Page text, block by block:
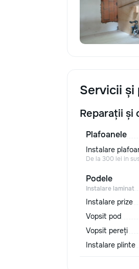
Servicii
Reparații și
Plafoanele
Instalare
De la 300 lei in
Podele
Instalare laminat
Instalare prize
Vopsit pod
Vopsit pereți
Instalare plinte